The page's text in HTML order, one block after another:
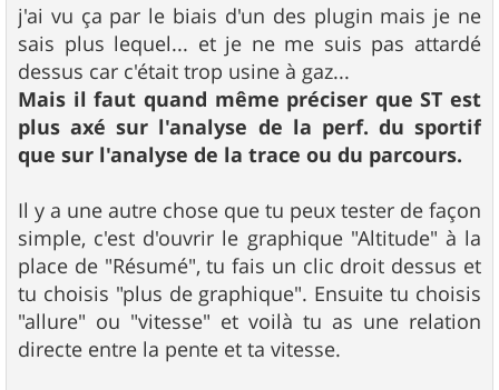
s
s
a
g
e
j'ai vu ça par le biais d'un des plugin mais je ne
sais plus lequel... et je ne me suis pas attardé
dessus car c'était trop usine à gaz...
Mais il faut quand même préciser que ST est
plus axé sur l'analyse de la perf. du sportif
que sur l'analyse de la trace ou du parcours.
Il y a une autre chose que tu peux tester de façon
simple, c'est d'ouvrir le graphique "Altitude" à la
place de "Résumé", tu fais un clic droit dessus et
tu choisis "plus de graphique". Ensuite tu choisis
"allure" ou "vitesse" et voilà tu as une relation
directe entre la pente et ta vitesse.